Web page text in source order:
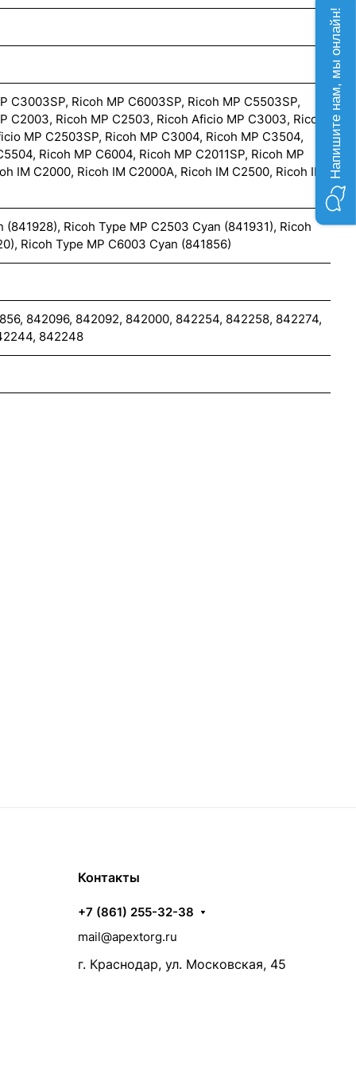
C3003SP, Ricoh MP C6003SP, Ricoh MP C5503SP,
C2003, Ricoh MP C2503, Ricoh Aficio MP C3003, Ricoh
MP C2503SP, Ricoh MP C3004, Ricoh MP C3504,
Ricoh MP C6004, Ricoh MP C2011SP, Ricoh MP
IM C2000, Ricoh IM C2000A, Ricoh IM C2500, Ricoh IM
(841928), Ricoh Type MP C2503 Cyan (841931), Ricoh
Ricoh Type MP C6003 Cyan (841856)
842096, 842092, 842000, 842254, 842258, 842274,
842248
Контакты
+7 (861) 255-32-38
mail@apextorg.ru
г. Краснодар, ул. Московская, 45
Напишите нам, мы онлайн!